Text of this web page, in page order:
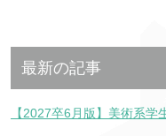
最新の記事
【2027卒6月版】美術系